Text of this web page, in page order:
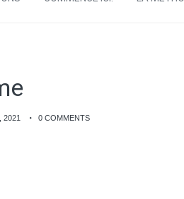
2021 0 COMMENTS